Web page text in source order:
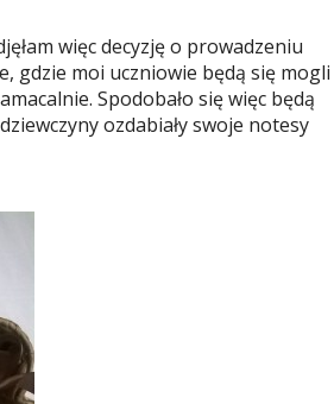
więc decyzję o prowadzeniu
gdzie moi uczniowie będą się mogli
Spodobało się więc będą
ozdabiały swoje notesy